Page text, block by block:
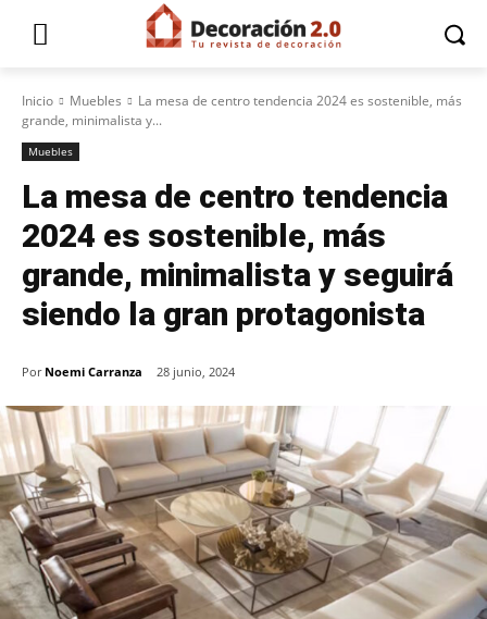
Inicio Muebles
La mesa de centro tendencia 2024 es sostenible, más
grande, minimalista y...
Muebles
La mesa de centro tendencia
2024 es sostenible, más
grande, minimalista y seguirá
siendo la gran protagonista
Por Noemi Carranza 28 junio, 2024